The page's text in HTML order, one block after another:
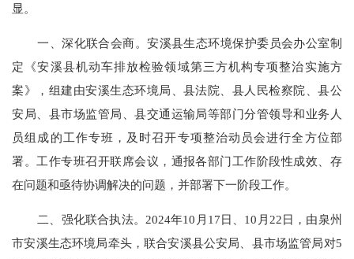
显。
一、深化联合会商。安溪县生态环境保护委员会办公室制
定《安溪县机动车排放检验领域第三方机构专项整治实施方
案》，组建由安溪生态环境局、县法院、县人民检察院、县公
安局、县市场监管局、县交通运输局等部门分管领导和业务人
员组成的工作专班，及时召开专项整治动员会进行全方位部
署。工作专班召开联席会议，通报各部门工作阶段性成效、存
在问题和亟待协调解决的问题，并部署下一阶段工作。
二、强化联合执法。 2024年10月17日、10月22日，由泉州
市安溪生态环境局牵头，联合安溪县公安局、县市场监管局对5